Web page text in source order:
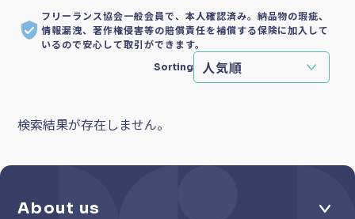
フリーランス協会一般会員で、本人確認済み。納品物の瑕疵、
情報漏洩、著作権侵害等の賠償責任を補償する保険に加入して
いるので安心して取引ができます。
Sorting
検索結果が存在しません。
About us